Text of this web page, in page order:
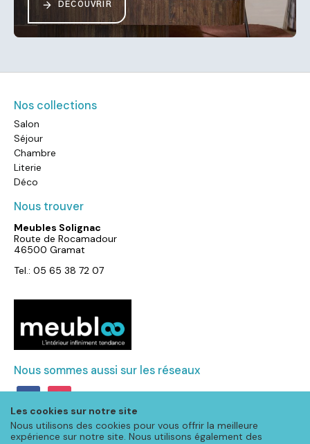
Les cookies sur notre site
Nous utilisons des cookies pour vous offrir la meilleure
expérience sur notre site. Nous utilisons également des
DÉCOUVRIR
Nos collections
Salon
Séjour
Chambre
Literie
Déco
Nous trouver
Meubles Solignac
Route de Rocamadour
46500 Gramat
Tel.: 05 65 38 72 07
Nous sommes aussi sur les réseaux
facebookinstagram